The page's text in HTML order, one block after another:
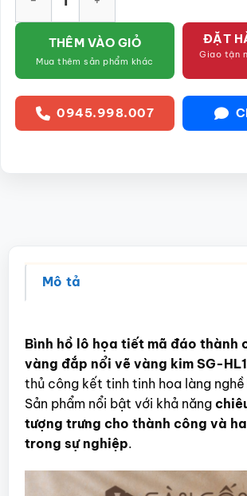
THÊM VÀO GIỎ
Mua thêm sản phẩm khác
ĐẶT
Giao tận
0945.998.007
Mô tả
Bình hồ lô họa tiết mã đáo thành
vàng đắp nổi vẽ vàng kim SG-
thủ công kết tinh tinh hoa làng nghề
Sản phẩm nổi bật với khả năng
tượng trưng cho thành công và
trong sự nghiệp.